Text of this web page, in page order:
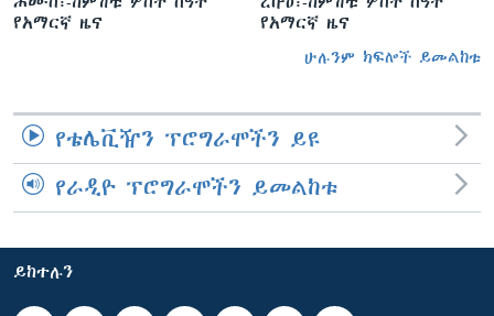
የአማርኛ ዜና
የአማርኛ ዜና
ሁሉንም ክፍሎች ይመልከቱ
የቴሌቪዥን ፕሮግራሞችን ይዩ
የራዲዮ ፕሮግራሞችን ይመልከቱ
ይከተሉን